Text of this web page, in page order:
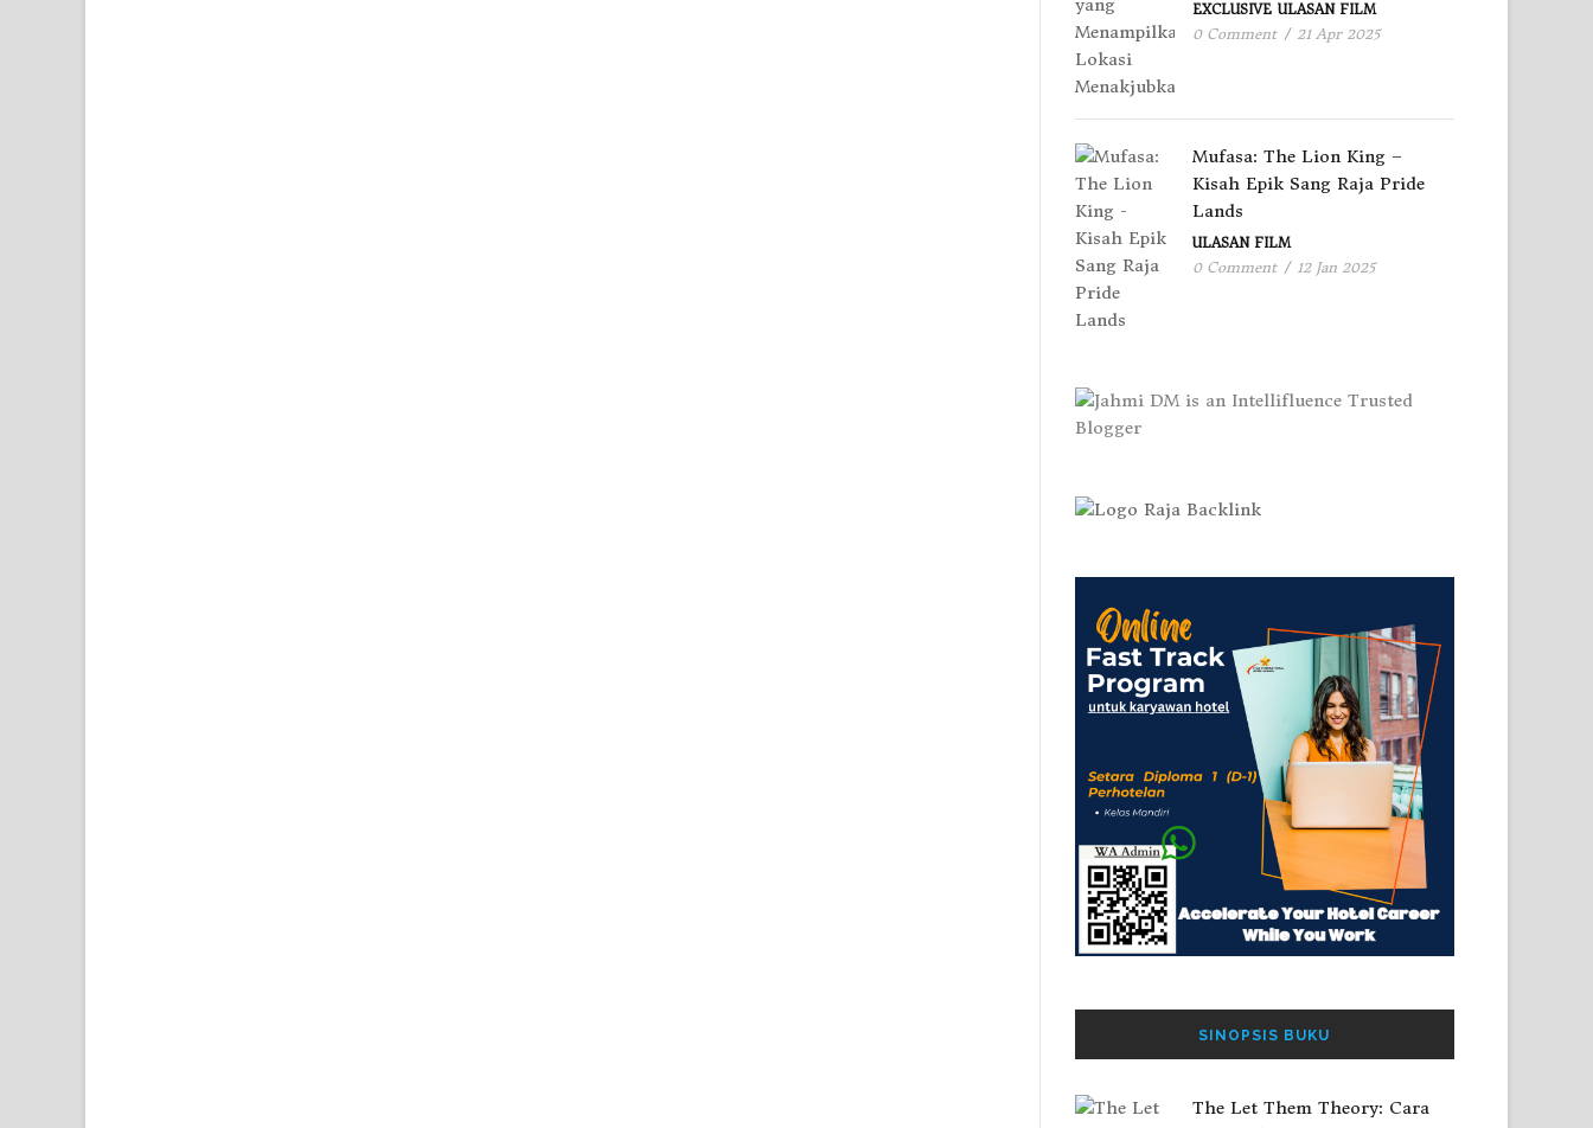
EXCLUSIVE ULASAN FILM
0 Comment / 21 Apr 2025
Mufasa: The Lion King –
Kisah Epik Sang Raja Pride
Lands
ULASAN FILM
0 Comment / 12 Jan 2025
SINOPSIS BUKU
The Let Them Theory: Cara